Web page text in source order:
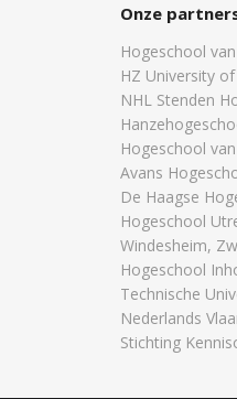
Onze
Hogeschool
HZ University
NHL Stenden
Hogeschool
Avans
De Haagse
Hogeschool
Windesheim,
Hogeschool
Technische
Nederlands
Stichting